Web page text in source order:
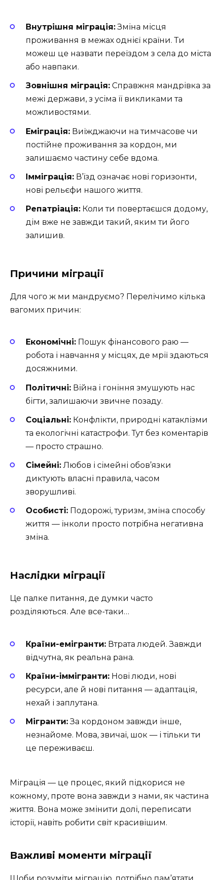
Внутрішня міграція:Зміна місця
проживання в межах однієї країни. Ти
можеш це назвати переїздом з села до міста
або навпаки.
Зовнішня міграція: Справжня мандрівка за
межі держави, з усіма її викликами та
можливостями.
Еміграція: Виїжджаючи на тимчасове чи
постійне проживання за кордон, ми
залишаємо частину себе вдома.
Імміграція: В’їзд означає нові горизонти,
нові рельєфи нашого життя.
Репатріація: Коли ти повертаєшся додому,
дім вже не завжди такий, яким ти його
залишив.
Причини міграції
Для чого ж ми мандруємо? Перелічимо кілька
вагомих причин:
Економічні: Пошук фінансового раю —
робота і навчання у місцях, де мрії здаються
досяжними.
Політичні: Війна і гоніння змушують нас
бігти, залишаючи звичне позаду.
Соціальні: Конфлікти, природні катаклізми
та екологічні катастрофи. Тут без коментарів
— просто страшно.
Сімейні: Любов і сімейні обов’язки
диктують власні правила, часом
зворушливі.
Особисті: Подорожі, туризм, зміна способу
життя — інколи просто потрібна негативна
зміна.
Наслідки міграції
Це палке питання, де думки часто
розділяються. Але все-таки…
Країни-емігранти: Втрата людей. Завжди
відчутна, як реальна рана.
Країни-іммігранти: Нові люди, нові
ресурси, але й нові питання — адаптація,
нехай і заплутана.
Мігранти:За кордоном завжди інше,
незнайоме. Мова, звичаї, шок — і тільки ти
це переживаєш.
Міграція — це процес, який підкорися не
кожному, проте вона завжди з нами, як частина
життя. Вона може змінити долі, переписати
історії, навіть робити світ красивішим.
Важливі моменти міграції